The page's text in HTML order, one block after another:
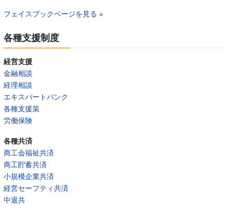
フェイスブックページを見る »
各種支援制度
経営支援
金融相談
経理相談
エキスパートバンク
各種支援策
労働保険
各種共済
商工会福祉共済
商工貯蓄共済
小規模企業共済
経営セーフティ共済
中退共